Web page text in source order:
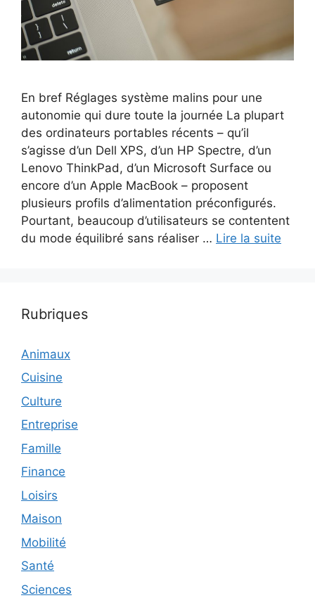
En bref Réglages système malins pour une
autonomie qui dure toute la journée La plupart
des ordinateurs portables récents – qu’il
s’agisse d’un Dell XPS, d’un HP Spectre, d’un
Lenovo ThinkPad, d’un Microsoft Surface ou
encore d’un Apple MacBook – proposent
plusieurs profils d’alimentation préconfigurés.
Pourtant, beaucoup d’utilisateurs se contentent
du mode équilibré sans réaliser … Lire la suite
Rubriques
Animaux
Cuisine
Culture
Entreprise
Famille
Finance
Loisirs
Maison
Mobilité
Santé
Sciences